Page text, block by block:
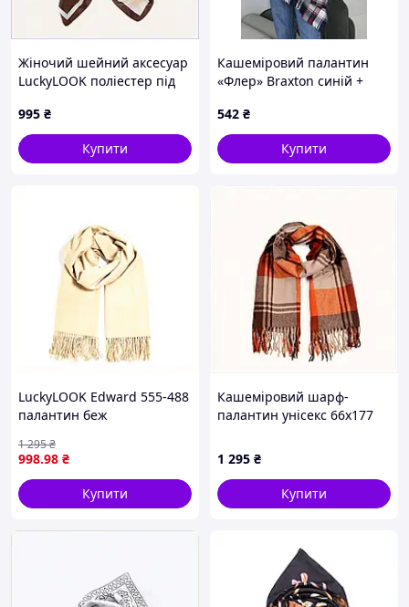
Жіночий шейний аксесуар
LuckyLOOK поліестер під
995 ₴
Купити
Кашеміровий палантин
«Флер» Braxton синій +
542 ₴
Купити
LuckyLOOK Edward 555-488
палантин беж
998.98 ₴
1 295₴
Купити
Кашеміровий шарф-
палантин унісекс 66х177
1 295 ₴
Купити